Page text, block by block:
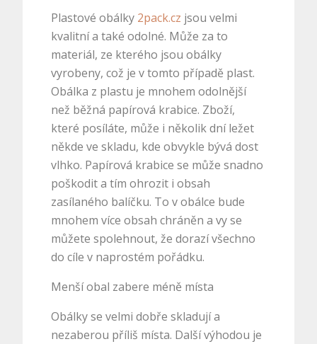
Plastové obálky 2pack.cz jsou velmi
kvalitní a také odolné. Může za to
materiál, ze kterého jsou obálky
vyrobeny, což je v tomto případě plast.
Obálka z plastu je mnohem odolnější
než běžná papírová krabice. Zboží,
které posíláte, může i několik dní ležet
někde ve skladu, kde obvykle bývá dost
vlhko. Papírová krabice se může snadno
poškodit a tím ohrozit i obsah
zasílaného balíčku. To v obálce bude
mnohem více obsah chráněn a vy se
můžete spolehnout, že dorazí všechno
do cíle v naprostém pořádku.
Menší obal zabere méně místa
Obálky se velmi dobře skladují a
nezaberou příliš místa. Další výhodou je